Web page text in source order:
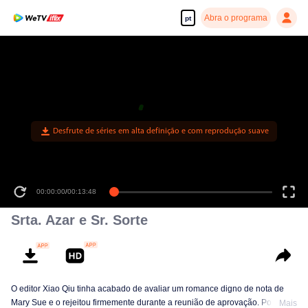
pt Abra o programa
Desfrute de séries em alta definição e com reprodução suave
00:00:00/00:13:48
Srta. Azar e Sr. Sorte
O editor Xiao Qiu tinha acabado de avaliar um romance digno de nota de
Mary Sue e o rejeitou firmemente durante a reunião de aprovação. Porém,Mais